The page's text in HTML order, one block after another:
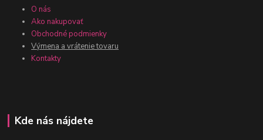
O nás
Ako nakupovať
Obchodné podmienky
Výmena a vrátenie tovaru
Kontakty
Kde nás nájdete